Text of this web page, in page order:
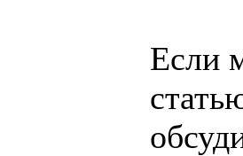
Если